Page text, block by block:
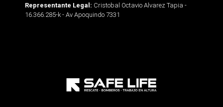
Representante Legal: Cristobal Octavio Alvarez Tapia -
16.366.285-k - Av Apoquindo 7331